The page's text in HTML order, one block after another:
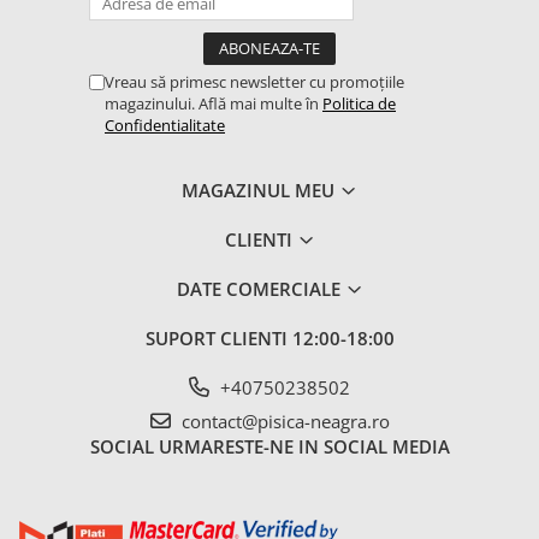
comunistă și a instituit cultul neîngrădit al autorității.
Fără o democrație autentică – adică fără pluralism politic, fără
discutarea liberă a priorităților și fără alegerea liberă între diferite
propuneri și platforme economice dezbătute – planificarea se
transformă inevitabil într-un sistem birocratic și autoritar de
fostei Uniuni Sovietice).”
Vreau să primesc newsletter cu promoțiile
magazinului. Află mai multe în Politica de
Confidentialitate
MAGAZINUL MEU
CLIENTI
DATE COMERCIALE
SUPORT CLIENTI 12:00-18:00
+40750238502
contact@pisica-neagra.ro
SOCIAL URMARESTE-NE IN SOCIAL MEDIA